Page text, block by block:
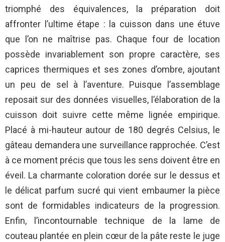
triomphé des équivalences, la préparation doit
affronter l’ultime étape : la cuisson dans une étuve
que l’on ne maîtrise pas. Chaque four de location
possède invariablement son propre caractère, ses
caprices thermiques et ses zones d’ombre, ajoutant
un peu de sel à l’aventure. Puisque l’assemblage
reposait sur des données visuelles, l’élaboration de la
cuisson doit suivre cette même lignée empirique.
Placé à mi-hauteur autour de 180 degrés Celsius, le
gâteau demandera une surveillance rapprochée. C’est
à ce moment précis que tous les sens doivent être en
éveil. La charmante coloration dorée sur le dessus et
le délicat parfum sucré qui vient embaumer la pièce
sont de formidables indicateurs de la progression.
Enfin, l’incontournable technique de la lame de
couteau plantée en plein cœur de la pâte reste le juge